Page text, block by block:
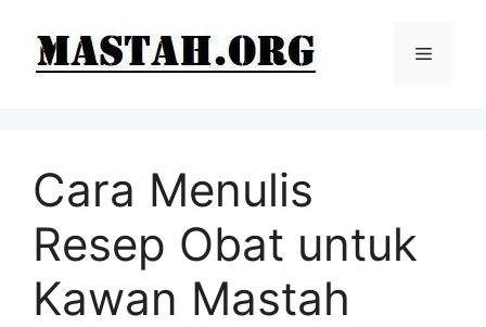
Menu
Cara Menulis
Resep Obat untuk
Kawan Mastah